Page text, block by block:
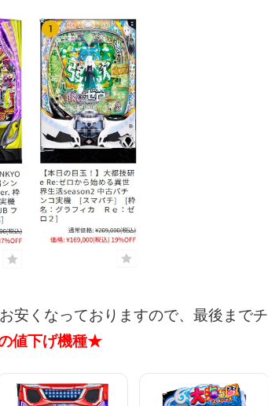
安くなっておりますので、最後までチ
値下げ機種★